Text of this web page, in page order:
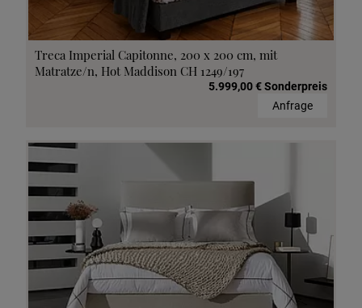
Treca Imperial Capitonne, 200 x 200 cm, mit
Matratze/n, Hot Maddison CH 1249/197
5.999,00 € Sonderpreis
Anfrage